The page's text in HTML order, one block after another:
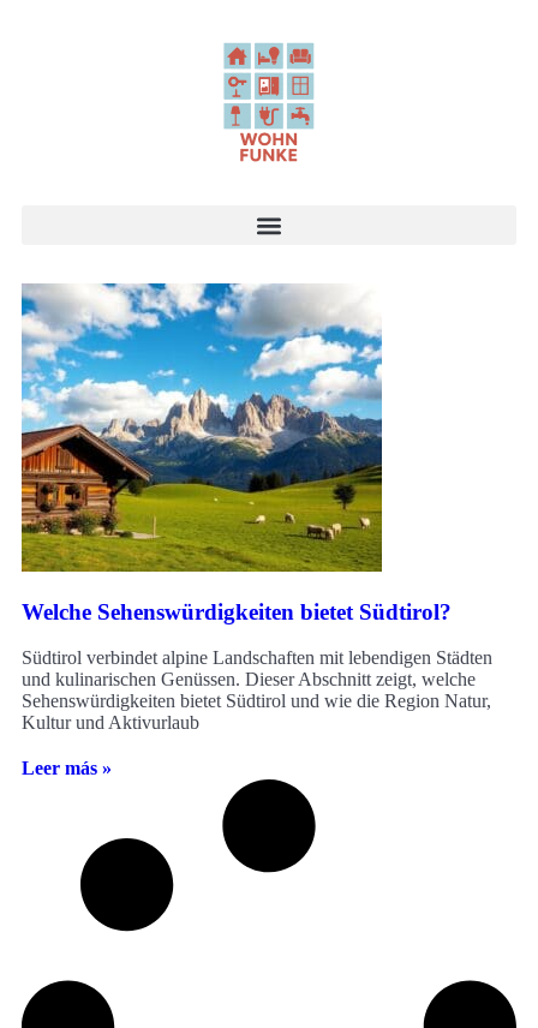
Welche Sehenswürdigkeiten bietet Südtirol?
Südtirol verbindet alpine Landschaften mit lebendigen Städten
und kulinarischen Genüssen. Dieser Abschnitt zeigt, welche
Sehenswürdigkeiten bietet Südtirol und wie die Region Natur,
Kultur und Aktivurlaub
Leer más »